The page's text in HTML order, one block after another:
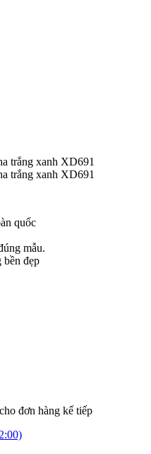
quốc
mẫu.
bền đẹp
đơn hàng kế tiếp